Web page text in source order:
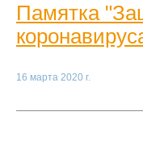
Памятка
16 марта 2020 г.